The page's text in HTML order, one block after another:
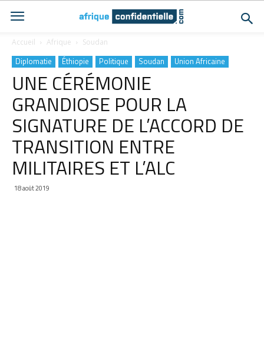
Accueil Afrique Soudan
Diplomatie Éthiopie Politique Soudan Union Africaine
UNE CÉRÉMONIE
GRANDIOSE POUR LA
SIGNATURE DE L’ACCORD DE
TRANSITION ENTRE
MILITAIRES ET L’ALC
18 août 2019